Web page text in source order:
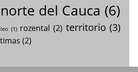
norte del Cauca (6)
(1) rozental (2) territorio (3)
(2)